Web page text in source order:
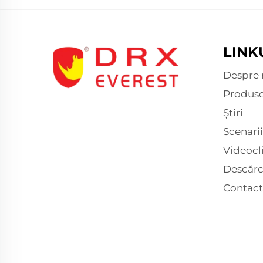
Despre
Știri